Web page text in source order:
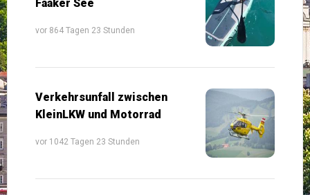
Faaker See
vor 864 Tagen 23 Stunden
Verkehrsunfall zwischen
KleinLKW und Motorrad
vor 1042 Tagen 23 Stunden